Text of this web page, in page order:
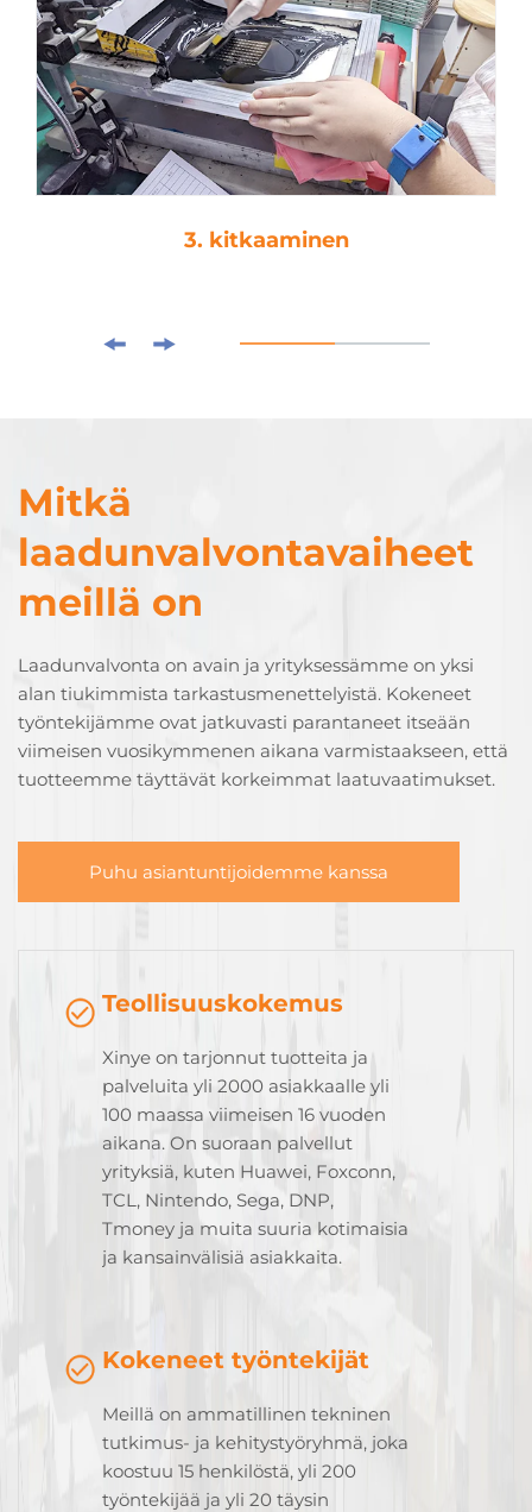
3. kitkaaminen
Mitkä
laadunvalvontavaiheet
meillä on
Laadunvalvonta on avain ja yrityksessämme on yksi
alan tiukimmista tarkastusmenettelyistä. Kokeneet
työntekijämme ovat jatkuvasti parantaneet itseään
viimeisen vuosikymmenen aikana varmistaakseen, että
tuotteemme täyttävät korkeimmat laatuvaatimukset.
Puhu asiantuntijoidemme kanssa
Teollisuuskokemus
Xinye on tarjonnut tuotteita ja
palveluita yli 2000 asiakkaalle yli
100 maassa viimeisen 16 vuoden
aikana. On suoraan palvellut
yrityksiä, kuten Huawei, Foxconn,
TCL, Nintendo, Sega, DNP,
Tmoney ja muita suuria kotimaisia
ja kansainvälisiä asiakkaita.
Kokeneet työntekijät
Meillä on ammatillinen tekninen
tutkimus- ja kehitystyöryhmä, joka
koostuu 15 henkilöstä, yli 200
työntekijää ja yli 20 täysin